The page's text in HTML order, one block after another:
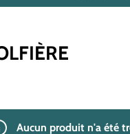
Aucun produit n'a été